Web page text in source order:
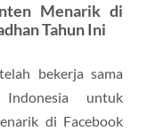
Menarik di
Tahun Ini
bekerja sama
untuk
di Facebook